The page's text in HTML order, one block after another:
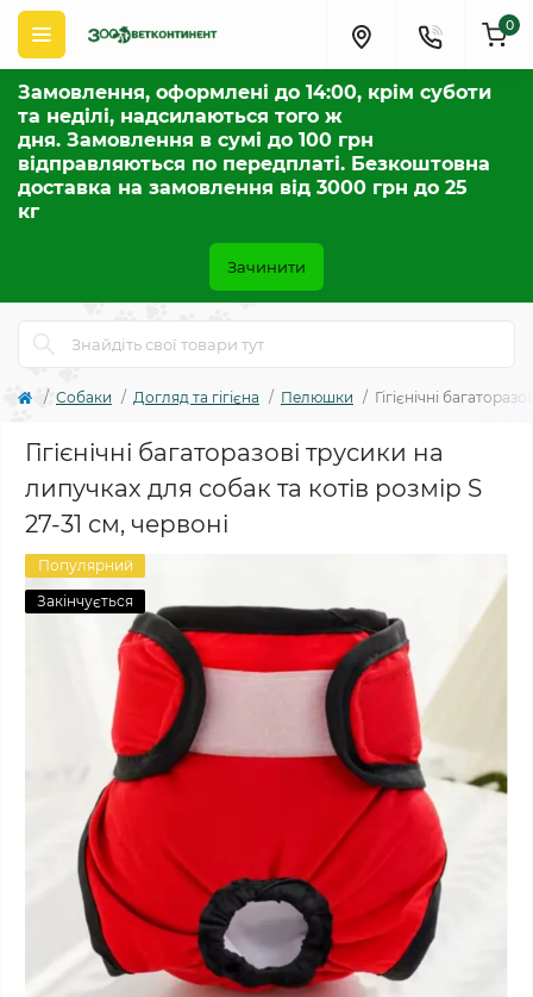
Замовлення, оформлені до 14:00, крім суботи
та неділі, надсилаються того ж
дня. Замовлення в сумі до 100 грн
відправляються по передплаті. Безкоштовна
доставка на замовлення від 3000 грн до 25
кг
Зачинити
0
Собаки Догляд та гігієна Пелюшки Гігієнічні
Гігієнічні багаторазові трусики на
липучках для собак та котів розмір S
27-31 см, червоні
Популярний
Закінчується